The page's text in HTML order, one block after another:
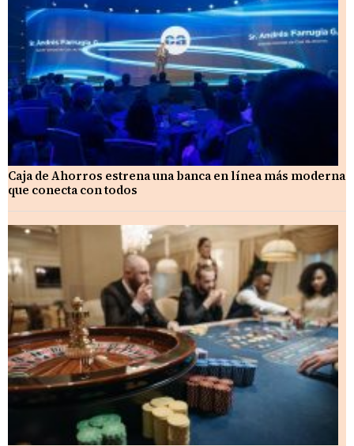
Caja de Ahorros estrena una banca en línea más moderna
que conecta con todos